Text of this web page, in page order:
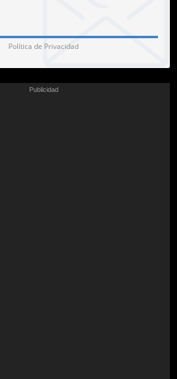
Política de Privacidad